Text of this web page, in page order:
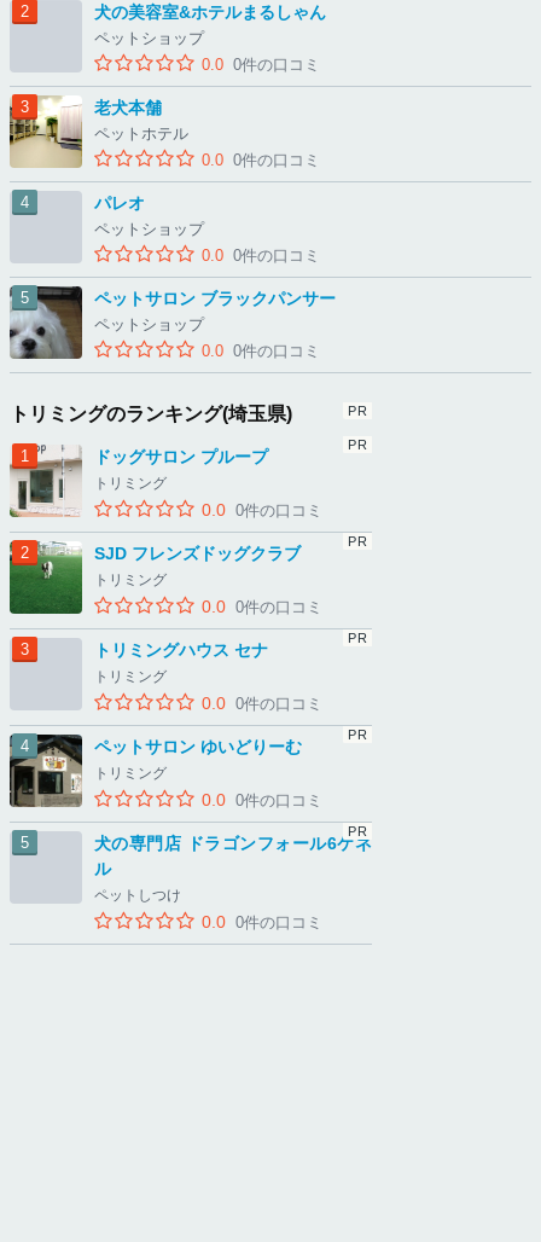
犬の美容室&ホテルまるしゃん
ペットショップ
0.0 0件の口コミ
老犬本舗
ペットホテル
0.0 0件の口コミ
パレオ
ペットショップ
0.0 0件の口コミ
ペットサロン ブラックパンサー
ペットショップ
0.0 0件の口コミ
トリミングのランキング(埼玉県)
ドッグサロン プループ
トリミング
0.0 0件の口コミ
SJD フレンズドッグクラブ
トリミング
0.0 0件の口コミ
トリミングハウス セナ
トリミング
0.0 0件の口コミ
ペットサロン ゆいどりーむ
トリミング
0.0 0件の口コミ
犬の専門店 ドラゴンフォール6ケネ
ル
ペットしつけ
0.0 0件の口コミ